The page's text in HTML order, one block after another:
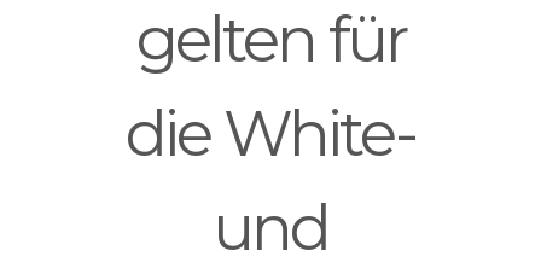
gelten für
die White-
und